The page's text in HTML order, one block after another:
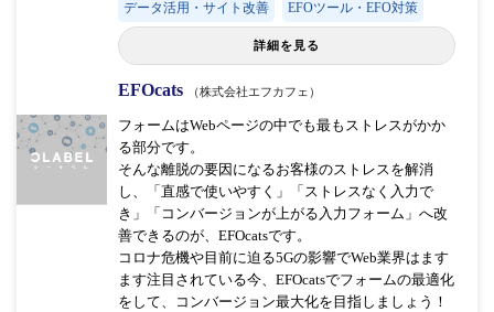
データ活用・サイト改善 EFOツール・EFO対策
詳細を見る
EFOcats （株式会社エフカフェ）
フォームはWebページの中でも最もストレスがかか
る部分です。
そんな離脱の要因になるお客様のストレスを解消
し、「直感で使いやすく」「ストレスなく入力で
き」「コンバージョンが上がる入力フォーム」へ改
善できるのが、EFOcatsです。
コロナ危機や目前に迫る5Gの影響でWeb業界はます
ます注目されている今、EFOcatsでフォームの最適化
をして、コンバージョン最大化を目指しましょう！